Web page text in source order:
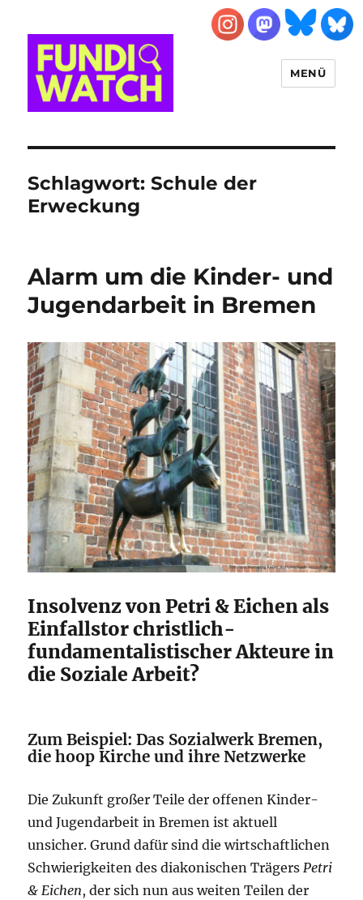
MENÜ
Schlagwort:Schule der
Erweckung
Alarm um die Kinder- und
Jugendarbeit in Bremen
Insolvenz von Petri & Eichen als
Einfallstor christlich-
fundamentalistischer Akteure in
die Soziale Arbeit?
Zum Beispiel: Das Sozialwerk Bremen,
die hoop Kirche und ihre Netzwerke
Die Zukunft großer Teile der offenen Kinder-
und Jugendarbeit in Bremen ist aktuell
unsicher. Grund dafür sind die wirtschaftlichen
Schwierigkeiten des diakonischen TrägersPetri
& Eichen, der sich nun aus weiten Teilen der